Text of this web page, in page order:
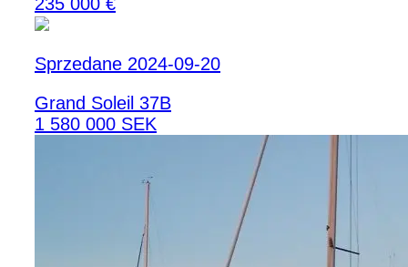
235 000 €
Sprzedane 2024-09-20
Grand Soleil 37B
1 580 000 SEK